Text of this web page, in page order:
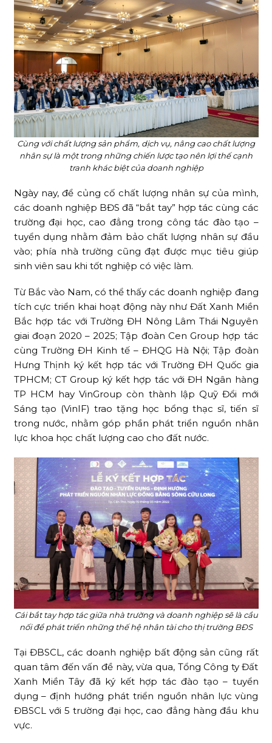
Cùng với chất lượng sản phẩm, dịch vụ, nâng cao chất lượng
nhân sự là một trong những chiến lược tạo nên lợi thế cạnh
tranh khác biệt của doanh nghiệp
Ngày nay, để củng cố chất lượng nhân sự của mình,
các doanh nghiệp BĐS đã “bắt tay” hợp tác cùng các
trường đại học, cao đẳng trong công tác đào tạo –
tuyển dụng nhằm đảm bảo chất lượng nhân sự đầu
vào; phía nhà trường cũng đạt được mục tiêu giúp
sinh viên sau khi tốt nghiệp có việc làm.
Từ Bắc vào Nam, có thể thấy các doanh nghiệp đang
tích cực triển khai hoạt động này như Đất Xanh Miền
Bắc hợp tác với Trường ĐH Nông Lâm Thái Nguyên
giai đoạn 2020 – 2025; Tập đoàn Cen Group hợp tác
cùng Trường ĐH Kinh tế – ĐHQG Hà Nội; Tập đoàn
Hưng Thịnh ký kết hợp tác với Trường ĐH Quốc gia
TPHCM; CT Group ký kết hợp tác với ĐH Ngân hàng
TP HCM hay VinGroup còn thành lập Quỹ Đổi mới
Sáng tạo (VinIF) trao tặng học bổng thạc sĩ, tiến sĩ
trong nước, nhằm góp phần phát triển nguồn nhân
lực khoa học chất lượng cao cho đất nước.
Cái bắt tay hợp tác giữa nhà trường và doanh nghiệp sẽ là cầu
nối để phát triển những thế hệ nhân tài cho thị trường BĐS
Tại ĐBSCL, các doanh nghiệp bất động sản cũng rất
quan tâm đến vấn đề này, vừa qua, Tổng Công ty Đất
Xanh Miền Tây đã ký kết hợp tác đào tạo – tuyển
dụng – định hướng phát triển nguồn nhân lực vùng
ĐBSCL với 5 trường đại học, cao đẳng hàng đầu khu
vực.